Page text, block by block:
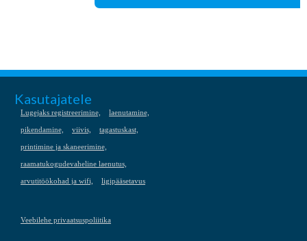
Kasutajatele
Lugejaks registreerimine, laenutamine,
pikendamine, viivis, tagastuskast,
printimine ja skaneerimine,
raamatukogudevaheline laenutus,
arvutitöökohad ja wifi, ligipääsetavus
Veebilehe privaatsuspoliitika